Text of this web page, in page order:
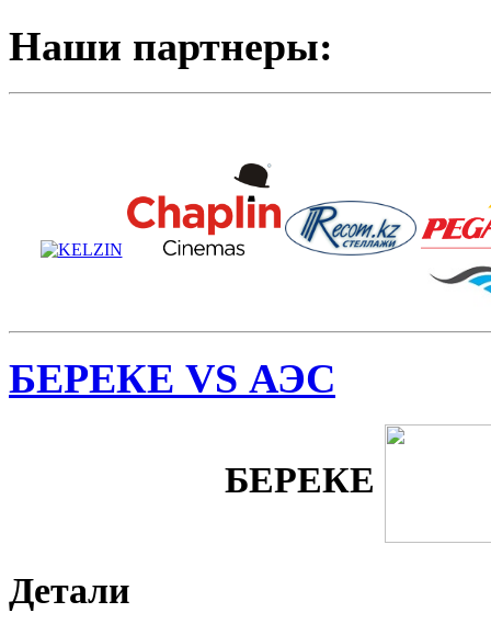
Наши партнеры:
БЕРЕКЕ VS АЭС
БЕРЕКЕ
Детали